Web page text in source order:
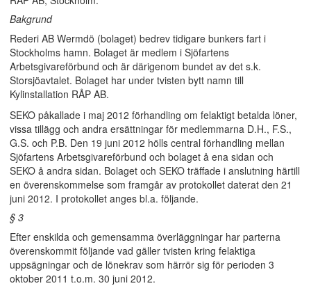
Bakgrund
Rederi AB Wermdö (bolaget) bedrev tidigare bunkers fart i
Stockholms hamn. Bolaget är medlem i Sjöfartens
Arbetsgivareförbund och är därigenom bundet av det s.k.
Storsjöavtalet. Bolaget har under tvisten bytt namn till
Kylinstallation RÅP AB.
SEKO påkallade i maj 2012 förhandling om felaktigt betalda löner,
vissa tillägg och andra ersättningar för medlemmarna D.H., F.S.,
G.S. och P.B. Den 19 juni 2012 hölls central förhandling mellan
Sjöfartens Arbetsgivareförbund och bolaget å ena sidan och
SEKO å andra sidan. Bolaget och SEKO träffade i anslutning härtill
en överenskommelse som framgår av protokollet daterat den 21
juni 2012. I protokollet anges bl.a. följande.
§ 3
Efter enskilda och gemensamma överläggningar har parterna
överenskommit följande vad gäller tvisten kring felaktiga
uppsägningar och de lönekrav som härrör sig för perioden 3
oktober 2011 t.o.m. 30 juni 2012.